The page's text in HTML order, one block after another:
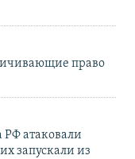
право
атаковали
запускали из